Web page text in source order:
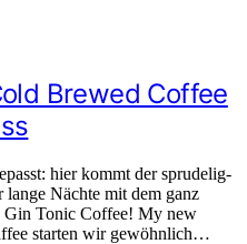
Brewed Coffee
hier kommt der sprudelig-
lange Nächte mit dem ganz
Tonic Coffee! My new
starten wir gewöhnlich…